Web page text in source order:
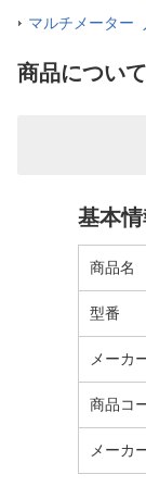
マルチメーター
商品について
基本
商品名
型番
メーカ
商品コ
メーカ